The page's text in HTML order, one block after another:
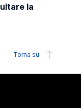
la
Torna su